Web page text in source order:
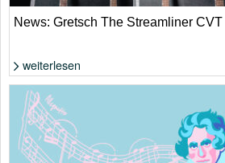
Wenig Geld für reichlich Gitarre | Gretsch
News: Gretsch The Streamliner
weiterlesen